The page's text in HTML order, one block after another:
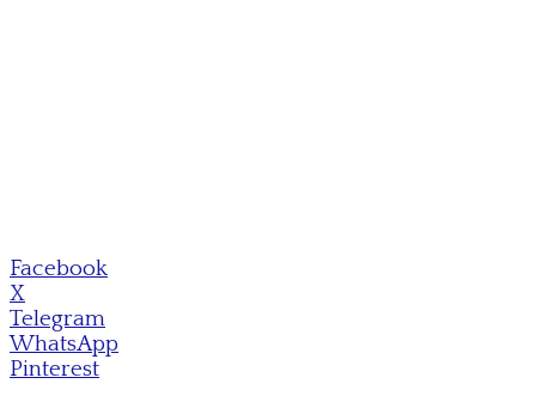
Facebook
X
Telegram
WhatsApp
Pinterest